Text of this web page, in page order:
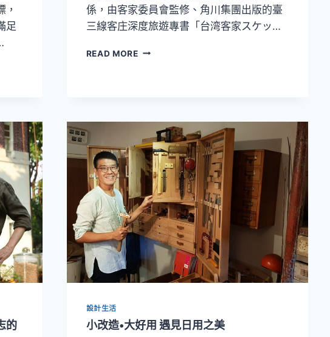
開
幕
足
係，由客家委員會監修、角川集團出版的臺
三線客庄深度旅遊專書「台湾客家スケッ…
READ MORE推
線
讓
更
多
日
本
民
眾
看
見
客
庄
《客
庄
的
設計生活
小改造•大好用 遇見日用之美